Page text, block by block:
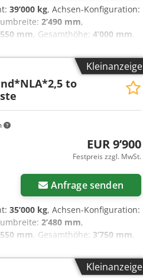
39’000 kg, Achsen-Konfiguration:
2’490 mm,
mm, Gesamthöhe: 4’000 mm,
* zertifizierte
* Liftachse * luftgefedert Crjdezn
Kleinanzeige
to
EUR 9’900
Festpreis zzgl. MwSt.
Anfrage senden
35’000 kg, Achsen-Konfiguration:
2’480 mm,
mm, Gesamthöhe: 3’750 mm,
Laderaummaße 13.350 x 2.480 x
* Dekra zertifiziert * Trideck
* luftgefedert *Kleinanzeige